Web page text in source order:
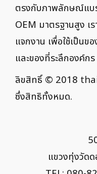
ตรงกับภาพลักษณ์แบร
OEM มาตรฐานสูง เ
แจกงาน เพื่อใช้เป็น
และของที่ระลึกองค์กร
ลิขสิทธิ์ © 2018
ซึ่งสิทธิทั้งหมด.
แขวงทุ่งวัด